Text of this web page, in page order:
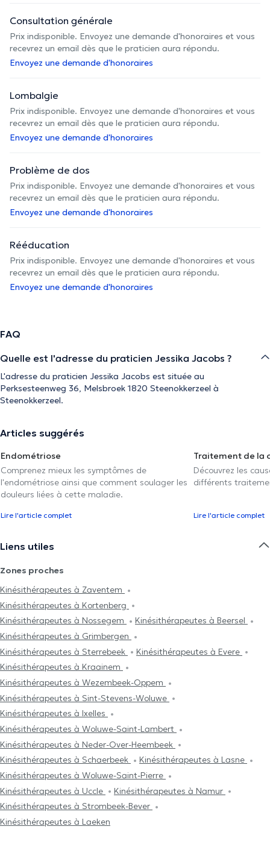
Consultation générale
Prix indisponible. Envoyez une demande d'honoraires et vous
recevrez un email dès que le praticien aura répondu.
Envoyez une demande d'honoraires
Lombalgie
Prix indisponible. Envoyez une demande d'honoraires et vous
recevrez un email dès que le praticien aura répondu.
Envoyez une demande d'honoraires
Problème de dos
Prix indisponible. Envoyez une demande d'honoraires et vous
recevrez un email dès que le praticien aura répondu.
Envoyez une demande d'honoraires
Rééducation
Prix indisponible. Envoyez une demande d'honoraires et vous
recevrez un email dès que le praticien aura répondu.
Envoyez une demande d'honoraires
FAQ
Quelle est l'adresse du praticien Jessika Jacobs ?
L'adresse du praticien Jessika Jacobs est située au
Perksesteenweg 36, Melsbroek 1820 Steenokkerzeel à
Steenokkerzeel.
Articles suggérés
Endométriose
Comprenez mieux les symptômes de
l'endométriose ainsi que comment soulager les
douleurs liées à cette maladie.
Lire l'article complet
Traitement de la
Découvrez les
différents
Lire l'article complet
Liens utiles
Zones proches
Kinésithérapeutes à Zaventem
Kinésithérapeutes à Kortenberg
Kinésithérapeutes à Nossegem
Kinésithérapeutes à Beersel
Kinésithérapeutes à Grimbergen
Kinésithérapeutes à Sterrebeek
Kinésithérapeutes à Evere
Kinésithérapeutes à Kraainem
Kinésithérapeutes à Wezembeek-Oppem
Kinésithérapeutes à Sint-Stevens-Woluwe
Kinésithérapeutes à Ixelles
Kinésithérapeutes à Woluwe-Saint-Lambert
Kinésithérapeutes à Neder-Over-Heembeek
Kinésithérapeutes à Schaerbeek
Kinésithérapeutes à Lasne
Kinésithérapeutes à Woluwe-Saint-Pierre
Kinésithérapeutes à Uccle
Kinésithérapeutes à Namur
Kinésithérapeutes à Strombeek-Bever
Kinésithérapeutes à Laeken